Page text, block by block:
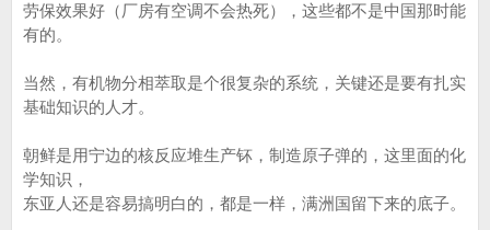
劳保效果好（厂房有空调不会热死），这些都不是中国那时能
有的。
当然，有机物分相萃取是个很复杂的系统，关键还是要有扎实
基础知识的人才。
朝鲜是用宁边的核反应堆生产钚，制造原子弹的，这里面的化
学知识，
东亚人还是容易搞明白的，都是一样，满洲国留下来的底子。